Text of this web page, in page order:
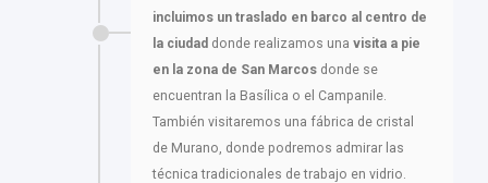
incluimos un traslado en barco al centro de
la ciudad donde realizamos una visita a pie
en la zona de San Marcos donde se
encuentran la Basílica o el Campanile.
También visitaremos una fábrica de cristal
de Murano, donde podremos admirar las
técnica tradicionales de trabajo en vidrio.